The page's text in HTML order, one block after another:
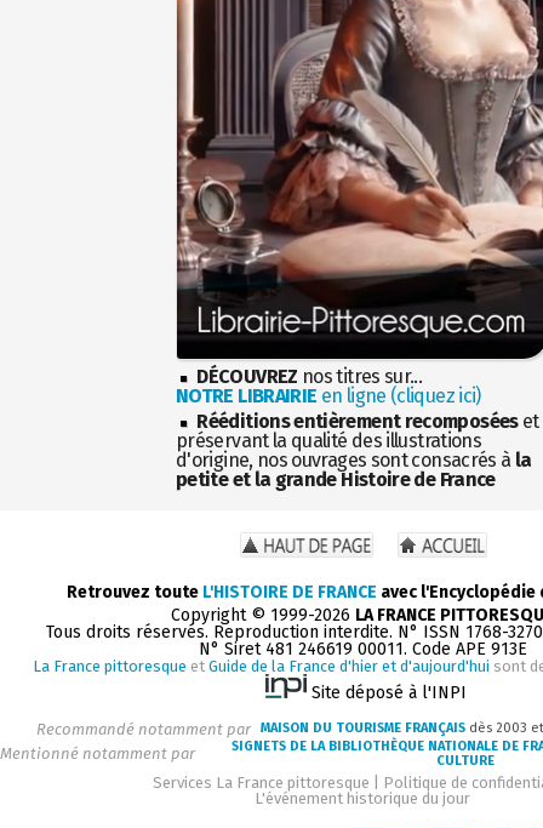
DÉCOUVREZ nos titres sur...
NOTRE LIBRAIRIE en ligne (cliquez ici)
Rééditions entièrement recomposéeset
préservant la qualité des illustrations
d'origine, nos ouvrages sont consacrés à la
petite et la grande Histoire de France
Retrouvez toute L'HISTOIRE DE FRANCE avec
Copyright © 1999-2026 LA FRANCE
Tous droits réservés. Reproduction interdite. N° ISSN 1768-
N° Siret 481 246619 00011. Code APE 913E
La France pittoresque et Guide de la France d'hier et d'aujourd'hui sont
Site déposé à l'INPI
Recommandé notamment par MAISON DU TOURISME FRANÇAIS dès 2003
Mentionné notamment par
SIGNETS DE LA BIBLIOTHÈQUE NATIONALE DE
CULTURE
Services La France pittoresque
Politique de
L'événement historique du jour